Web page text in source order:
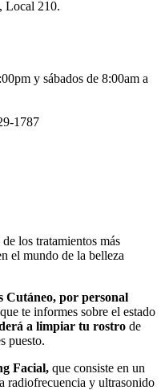
Local 210.
y sábados de 8:00am a
1787
de los tratamientos más
el mundo de la belleza
Cutáneo, por personal
te informes sobre el estado
a limpiar tu rostro de
puesto.
Facial, que consiste en un
radiofrecuencia y ultrasonido